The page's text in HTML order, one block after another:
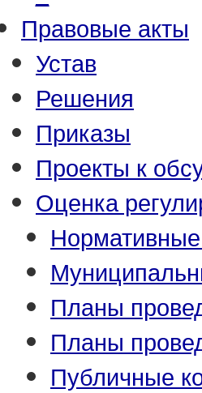
Правовые акты
Устав
Решения
Приказы
Проекты к
Оценка
Планы
Планы
Публичные